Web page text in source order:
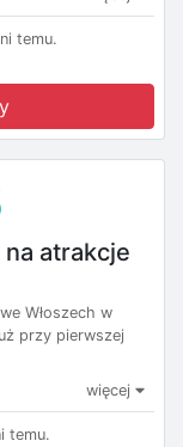
temu.
atrakcje
Włoszech w
przy pierwszej
więcej
temu.